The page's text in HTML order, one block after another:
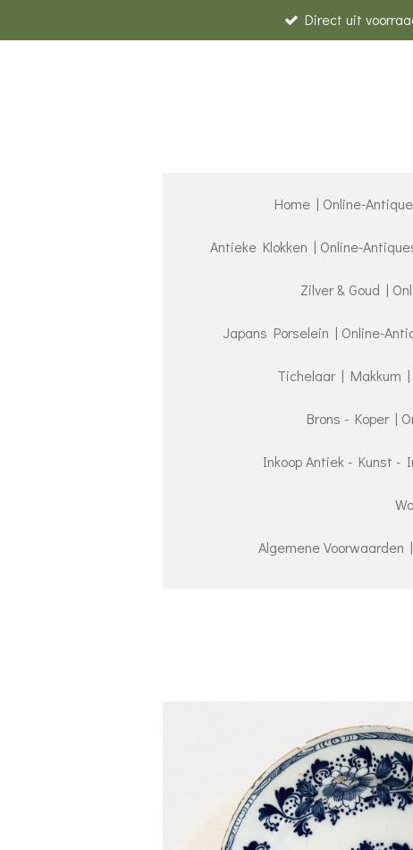
direct
Direct uit
Home | Online-
Antieke Klokken | Online-
Zilver & Goud |
Japans Porselein | Online-
Tichelaar | Makkum |
Brons - Koper |
Inkoop Antiek - Kunst -
Algemene Voorwaarden